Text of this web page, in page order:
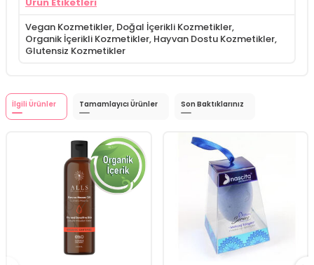
Ürün Etiketleri
Vegan Kozmetikler, Doğal İçerikli Kozmetikler,
Organik İçerikli Kozmetikler, Hayvan Dostu Kozmetikler,
Glutensiz Kozmetikler
İlgili Ürünler Tamamlayıcı Ürünler Son Baktıklarınız